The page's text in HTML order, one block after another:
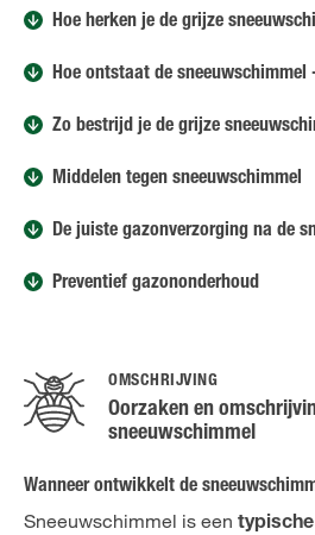
Hoe herken je de grijze
Hoe ontstaat de
Zo bestrijd je de grijze
Middelen tegen sneeuwschimmel
De juiste gazonverzorging na de
Preventief gazononderhoud
OMSCHRIJVING
Oorzaken en
sneeuwschimmel
Wanneer ontwikkelt de
Sneeuwschimmel is een